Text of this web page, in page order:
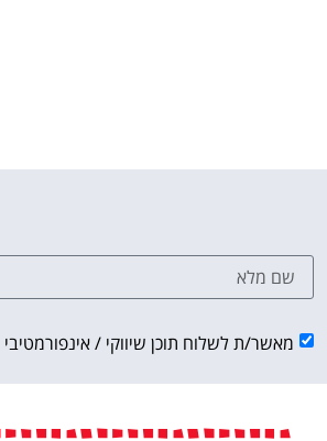
מאשר/ת לשלוח תוכן שיווקי / אינפורמטיבי